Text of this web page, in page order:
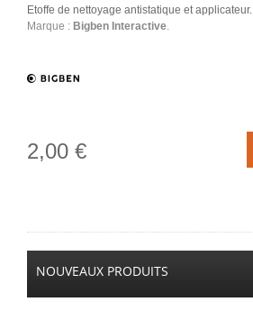
Etoffe de nettoyage antistatique et applicateur.
Marque : Bigben Interactive.
2,00 €
NOUVEAUX PRODUITS